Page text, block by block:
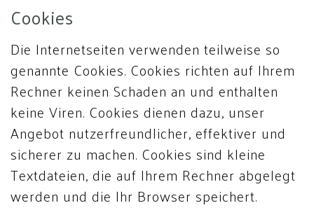
Cookies
Die Internetseiten verwenden teilweise so
genannte Cookies. Cookies richten auf Ihrem
Rechner keinen Schaden an und enthalten
keine Viren. Cookies dienen dazu, unser
Angebot nutzerfreundlicher, effektiver und
sicherer zu machen. Cookies sind kleine
Textdateien, die auf Ihrem Rechner abgelegt
werden und die Ihr Browser speichert.